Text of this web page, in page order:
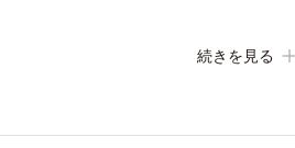
密着パウダー」の成せるワザ。軽くブ
続きを見る